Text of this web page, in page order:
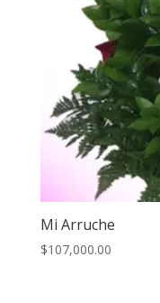
Mi Arruche
$107,000.00